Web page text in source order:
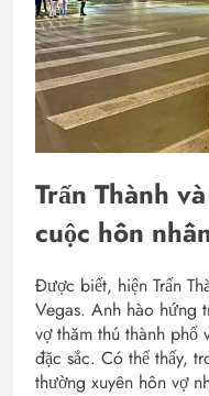
Trấn Thành
cuộc hôn
Được biết, hiện Trấn
Vegas. Anh hào hứng
vợ thăm thú thành phố
đặc sắc. Có thể thấy,
thường xuyên hôn vợ